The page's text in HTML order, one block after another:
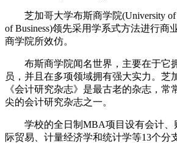
芝加哥大学布斯商学院(University of
of Business)领先采用学系式方法进行商
商学院所效仿。
布斯商学院闻名世界，主要在于它
员，并且在多项领域拥有强大实力。芝
《会计研究杂志》是最古老的杂志，常
尖的会计研究杂志之一。
学校的全日制MBA项目设有会计、
际贸易、计量经济学和统计学等13个分